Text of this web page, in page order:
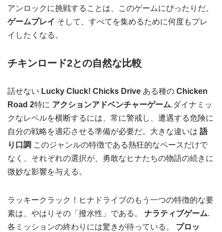
アンロックに挑戦することは、このゲームにぴったりだ。
ゲームプレイ そして、すべてを集めるために何度もプレ
イしたくなる。
チキンロード2との自然な比較
話せない Lucky Cluck! Chicks Drive ある種の Chicken
Road 2特に アクションアドベンチャーゲーム.ダイナミッ
クなレベルを横断するには、常に警戒し、遭遇する危険に
自分の戦略を適応させる準備が必要だ。大きな違いは 語
り口調 このジャンルの特徴である熱狂的なペースだけで
なく、それぞれの選択が、勇敢なヒナたちの物語の続きに
微妙な影響を与える。
ラッキークラック！ヒナドライブのもう一つの特徴的な要
素は、やはりその「撥水性」である。 ナラティブゲーム.
各ミッションの終わりには驚きが待っている。 プロッ